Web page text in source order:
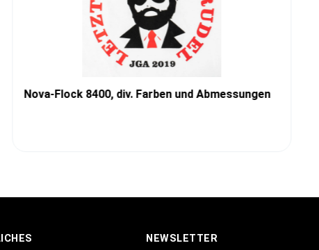
Nova-Flock 8400, div. Farben und Abmessungen
NEWSLETTER